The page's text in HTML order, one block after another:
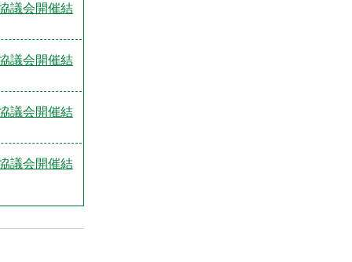
議会開催結
議会開催結
議会開催結
議会開催結